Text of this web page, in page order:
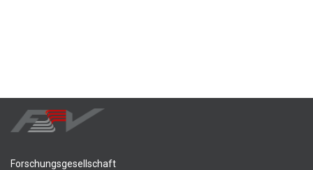
Forschungsgesellschaft